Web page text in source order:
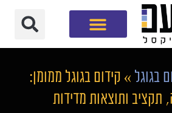
בגוגל » קידום בגוגל ממומן:
תקציב ותוצאות מדידות